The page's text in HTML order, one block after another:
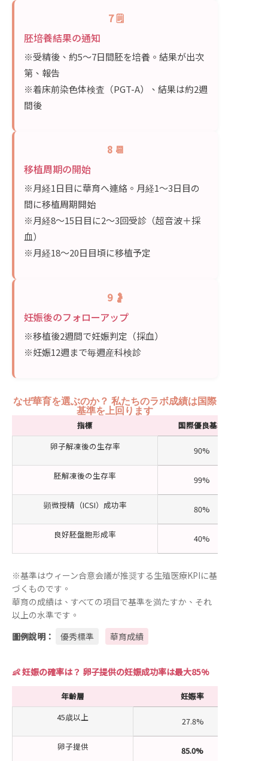
7 🗒️
胚培養結果の通知
※受精後、約5〜7日間胚を培養。結果が出次
第、報告
※着床前染色体検査（PGT-A）、結果は約2週
間後
8 📆
移植周期の開始
※月経1日目に華育へ連絡。月経1〜3日目の
間に移植周期開始
※月経8〜15日目に2〜3回受診（超音波＋採
血）
※月経18〜20日目頃に移植予定
9 🤰
妊娠後のフォローアップ
※移植後2週間で妊娠判定（採血）
※妊娠12週まで毎週産科検診
なぜ華育を選ぶのか？ 私たちのラボ成績は国際
基準を上回ります
指標 国際優良基準
卵子解凍後の生存率
90%
胚解凍後の生存率 99%
顕微授精（ICSI）成功率 80%
良好胚盤胞形成率 40%
※基準はウィーン合意会議が推奨する生殖医療KPIに基
づくものです。
華育の成績は、すべての項目で基準を満たすか、それ
以上の水準です。
圖例說明：
優秀標準 華育成績
👶 妊娠の確率は？ 卵子提供の妊娠成功率は最大85%
年齢層
妊娠率
45歳以上
27.8%
卵子提供 85.0%